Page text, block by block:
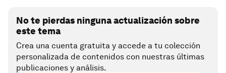
No te pierdas ninguna actualización sobre
este tema
Crea una cuenta gratuita y accede a tu colección
personalizada de contenidos con nuestras últimas
publicaciones y análisis.